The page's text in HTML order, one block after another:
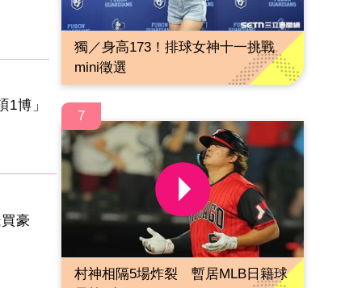
1博」
豪
獨／身高173！排球女神十一挑戰
mini徵選
7
村神相隔5場炸裂 暫居MLB日籍球